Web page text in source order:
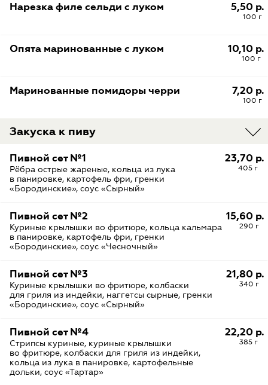
5,50 р.
100 г
Нарезка филе сельди с луком
10,10 р.
100 г
Опята маринованные с луком
7,20 р.
100 г
Маринованные помидоры черри
Закуска к пиву
23,70 р.
405 г
Пивной сет №1
Рёбра острые жареные, кольца из лука
в панировке, картофель фри, гренки
«Бородинские», соус «Сырный»
15,60 р.
290 г
Пивной сет №2
Куриные крылышки во фритюре, кольца кальмара
в панировке, картофель фри, гренки
«Бородинские», соус «Чесночный»
21,80 р.
340 г
Пивной сет №3
Куриные крылышки во фритюре, колбаски
для гриля из индейки, наггетсы сырные, гренки
«Бородинские», соус «Сырный»
22,20 р.
385 г
Пивной сет №4
Стрипсы куриные, куриные крылышки
во фритюре, колбаски для гриля из индейки,
кольца из лука в панировке, картофельные
дольки, соус «Тартар»